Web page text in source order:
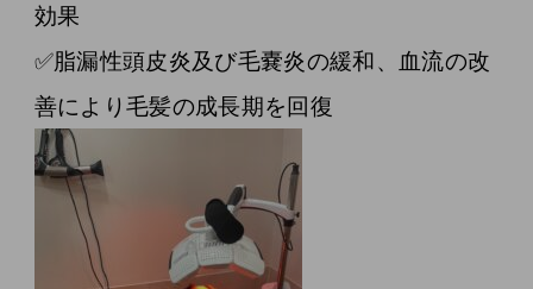
効果
✅脂漏性頭皮炎及び毛嚢炎の緩和、血流の改
善により毛髪の成長期を回復